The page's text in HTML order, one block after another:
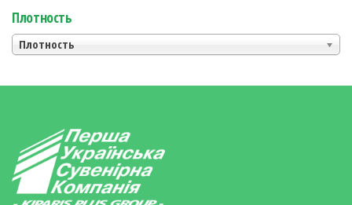
Плотность
Плотность